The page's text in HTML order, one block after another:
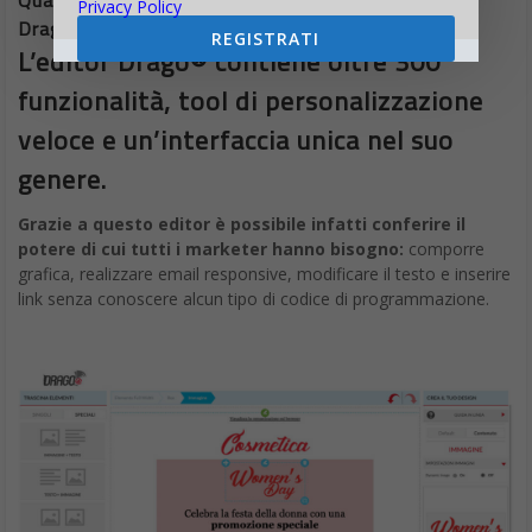
Drag&Drop Drago®?
L’editor Drago® contiene oltre 300
funzionalità, tool di personalizzazione
veloce e un’interfaccia unica nel suo
genere.
Grazie a questo editor è possibile infatti conferire il
potere di cui tutti i marketer hanno bisogno: comporre
grafica, realizzare email responsive, modificare il testo e inserire
link senza conoscere alcun tipo di codice di programmazione.
Privacy Policy
REGISTRATI